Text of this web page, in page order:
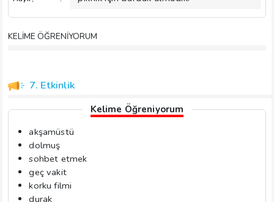
KELİME ÖĞRENİYORUM
7. Etkinlik
Kelime Öğreniyorum
akşamüstü
dolmuş
sohbet etmek
geç vakit
korku filmi
durak